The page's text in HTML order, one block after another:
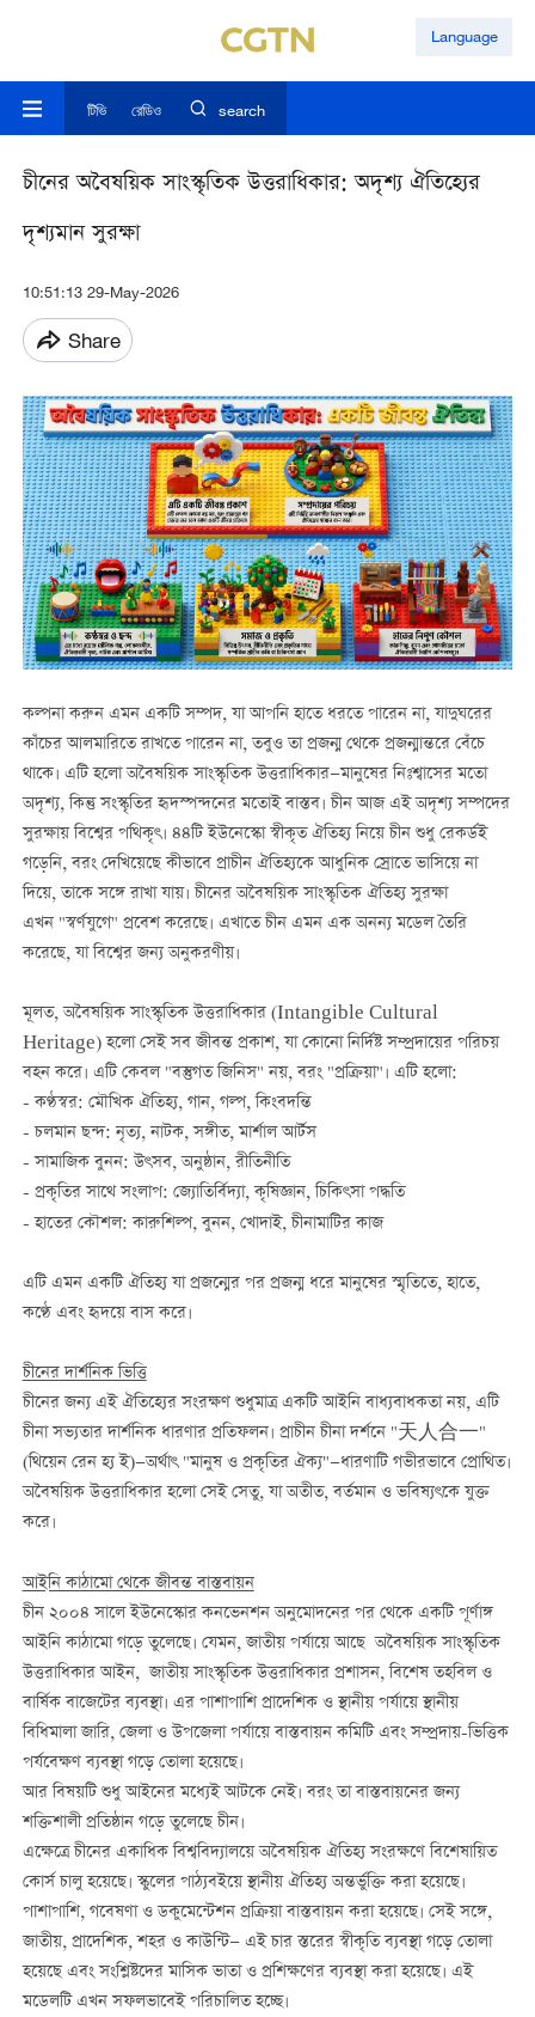
Language
টিভি রেডিও search
চীনের অবৈষয়িক সাংস্কৃতিক উত্তরাধিকার: অদৃশ্য ঐতিহ্যের
দৃশ্যমান সুরক্ষা
10:51:13 29-May-2026
Share
কল্পনা করুন এমন একটি সম্পদ, যা আপনি হাতে ধরতে পারেন না, যাদুঘরের
কাঁচের আলমারিতে রাখতে পারেন না, তবুও তা প্রজন্ম থেকে প্রজন্মান্তরে বেঁচে
থাকে। এটি হলো অবৈষয়িক সাংস্কৃতিক উত্তরাধিকার—মানুষের নিঃশ্বাসের মতো
অদৃশ্য, কিন্তু সংস্কৃতির হৃদস্পন্দনের মতোই বাস্তব। চীন আজ এই অদৃশ্য সম্পদের
সুরক্ষায় বিশ্বের পথিকৃৎ। ৪৪টি ইউনেস্কো স্বীকৃত ঐতিহ্য নিয়ে চীন শুধু রেকর্ডই
গড়েনি, বরং দেখিয়েছে কীভাবে প্রাচীন ঐতিহ্যকে আধুনিক স্রোতে ভাসিয়ে না
দিয়ে, তাকে সঙ্গে রাখা যায়। চীনের অবৈষয়িক সাংস্কৃতিক ঐতিহ্য সুরক্ষা
এখন "স্বর্ণযুগে" প্রবেশ করেছে। এখাতে চীন এমন এক অনন্য মডেল তৈরি
করেছে, যা বিশ্বের জন্য অনুকরণীয়।
মূলত, অবৈষয়িক সাংস্কৃতিক উত্তরাধিকার (Intangible Cultural
Heritage) হলো সেই সব জীবন্ত প্রকাশ, যা কোনো নির্দিষ্ট সম্প্রদায়ের পরিচয়
বহন করে। এটি কেবল "বস্তুগত জিনিস" নয়, বরং "প্রক্রিয়া"। এটি হলো:
- কণ্ঠস্বর: মৌখিক ঐতিহ্য, গান, গল্প, কিংবদন্তি
- চলমান ছন্দ: নৃত্য, নাটক, সঙ্গীত, মার্শাল আর্টস
- সামাজিক বুনন: উৎসব, অনুষ্ঠান, রীতিনীতি
- প্রকৃতির সাথে সংলাপ: জ্যোতির্বিদ্যা, কৃষিজ্ঞান, চিকিৎসা পদ্ধতি
- হাতের কৌশল: কারুশিল্প, বুনন, খোদাই, চীনামাটির কাজ
এটি এমন একটি ঐতিহ্য যা প্রজন্মের পর প্রজন্ম ধরে মানুষের স্মৃতিতে, হাতে,
কণ্ঠে এবং হৃদয়ে বাস করে।
চীনের দার্শনিক ভিত্তি
চীনের জন্য এই ঐতিহ্যের সংরক্ষণ শুধুমাত্র একটি আইনি বাধ্যবাধকতা নয়, এটি
চীনা সভ্যতার দার্শনিক ধারণার প্রতিফলন। প্রাচীন চীনা দর্শনে "天人合一"
(থিয়েন রেন হ্য ই)—অর্থাৎ "মানুষ ও প্রকৃতির ঐক্য"—ধারণাটি গভীরভাবে প্রোথিত।
অবৈষয়িক উত্তরাধিকার হলো সেই সেতু, যা অতীত, বর্তমান ও ভবিষ্যৎকে যুক্ত
করে।
আইনি কাঠামো থেকে জীবন্ত বাস্তবায়ন
চীন ২০০৪ সালে ইউনেস্কোর কনভেনশন অনুমোদনের পর থেকে একটি পূর্ণাঙ্গ
আইনি কাঠামো গড়ে তুলেছে। যেমন, জাতীয় পর্যায়ে আছে অবৈষয়িক সাংস্কৃতিক
উত্তরাধিকার আইন, জাতীয় সাংস্কৃতিক উত্তরাধিকার প্রশাসন, বিশেষ তহবিল ও
বার্ষিক বাজেটের ব্যবস্থা। এর পাশাপাশি প্রাদেশিক ও স্থানীয় পর্যায়ে স্থানীয়
বিধিমালা জারি, জেলা ও উপজেলা পর্যায়ে বাস্তবায়ন কমিটি এবং সম্প্রদায়-ভিত্তিক
পর্যবেক্ষণ ব্যবস্থা গড়ে তোলা হয়েছে।
আর বিষয়টি শুধু আইনের মধ্যেই আটকে নেই। বরং তা বাস্তবায়নের জন্য
শক্তিশালী প্রতিষ্ঠান গড়ে তুলেছে চীন।
এক্ষেত্রে চীনের একাধিক বিশ্ববিদ্যালয়ে অবৈষয়িক ঐতিহ্য সংরক্ষণে বিশেষায়িত
কোর্স চালু হয়েছে। স্কুলের পাঠ্যবইয়ে স্থানীয় ঐতিহ্য অন্তর্ভুক্তি করা হয়েছে।
পাশাপাশি, গবেষণা ও ডকুমেন্টেশন প্রক্রিয়া বাস্তবায়ন করা হয়েছে। সেই সঙ্গে,
জাতীয়, প্রাদেশিক, শহর ও কাউন্টি— এই চার স্তরের স্বীকৃতি ব্যবস্থা গড়ে তোলা
হয়েছে এবং সংশ্লিষ্টদের মাসিক ভাতা ও প্রশিক্ষণের ব্যবস্থা করা হয়েছে। এই
মডেলটি এখন সফলভাবেই পরিচালিত হচ্ছে।